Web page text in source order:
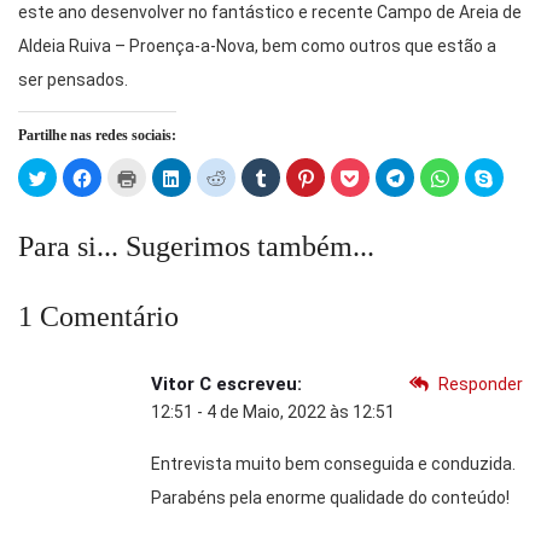
este ano desenvolver no fantástico e recente Campo de Areia de
Aldeia Ruiva – Proença-a-Nova, bem como outros que estão a
ser pensados.
Partilhe nas redes sociais:
Click
to
share
(Opens
in
Click
to
(Opens
in
Click
print
new
window)
Click
to
share
(Opens
in
Click
to
share
(Opens
in
Click
to
share
Tumblr
(Opens
in
Click
to
share
Pinterest
(Opens
in
Click
to
share
in
Click
to
share
Click
to
share
Click
to
Para si... Sugerimos também...
1 Comentário
Responder
Vitor C escreveu:
12:51 - 4 de Maio, 2022 às 12:51
Entrevista muito bem conseguida e conduzida.
Parabéns pela enorme qualidade do conteúdo!